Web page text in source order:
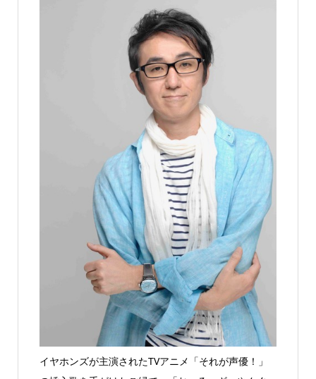
イヤホンズが主演されたTVアニメ「それが声優！」